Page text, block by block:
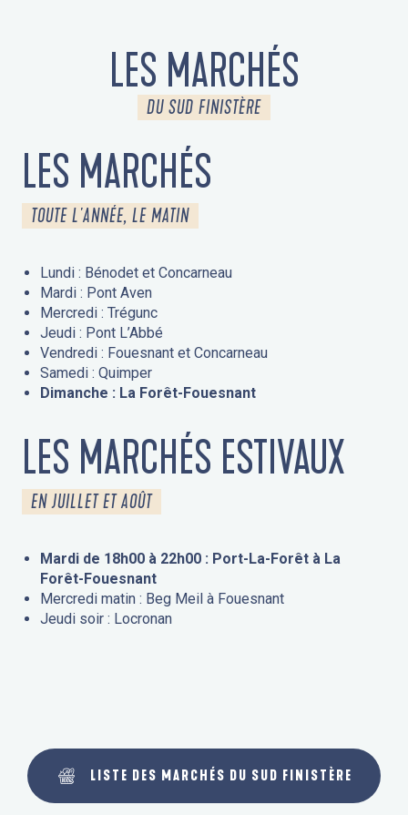
LES MARCHÉS
DU SUD FINISTÈRE
LES MARCHÉS
TOUTE L'ANNÉE, LE MATIN
Lundi : Bénodet et Concarneau
Mardi : Pont Aven
Mercredi : Trégunc
Jeudi : Pont L’Abbé
Vendredi : Fouesnant et Concarneau
Samedi : Quimper
Dimanche : La Forêt-Fouesnant
LES MARCHÉS ESTIVAUX
EN JUILLET ET AOÛT
Mardi de 18h00 à 22h00 : Port-La-Forêt à La
Forêt-Fouesnant
Mercredi matin : Beg Meil à Fouesnant
Jeudi soir : Locronan
LISTE DES MARCHÉS DU SUD FINISTÈRE